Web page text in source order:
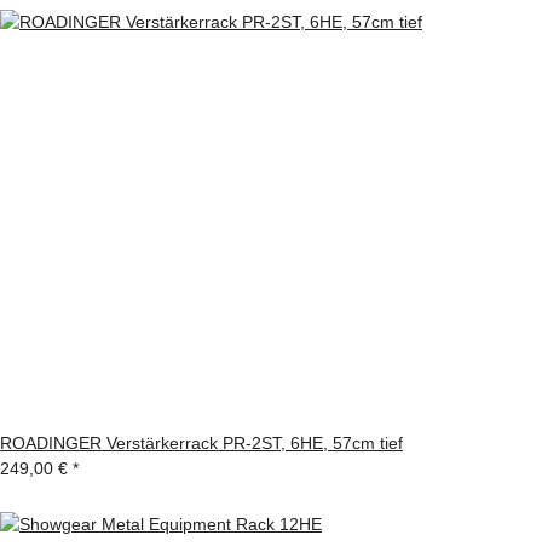
ROADINGER Verstärkerrack PR-2ST, 6HE, 57cm tief
249,00 € *